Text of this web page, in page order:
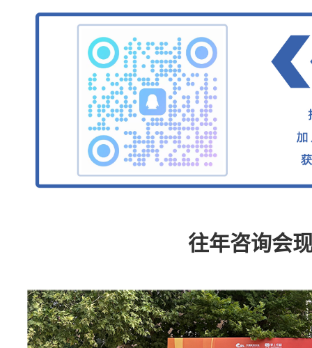
往年咨询会